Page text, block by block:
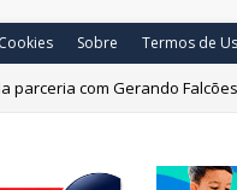
Sobre Termos de
parceria com Gerando